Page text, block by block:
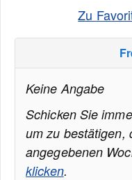
Zu
Keine Angabe
Schicken Sie
um zu bestätigen,
angegebenen
klicken.